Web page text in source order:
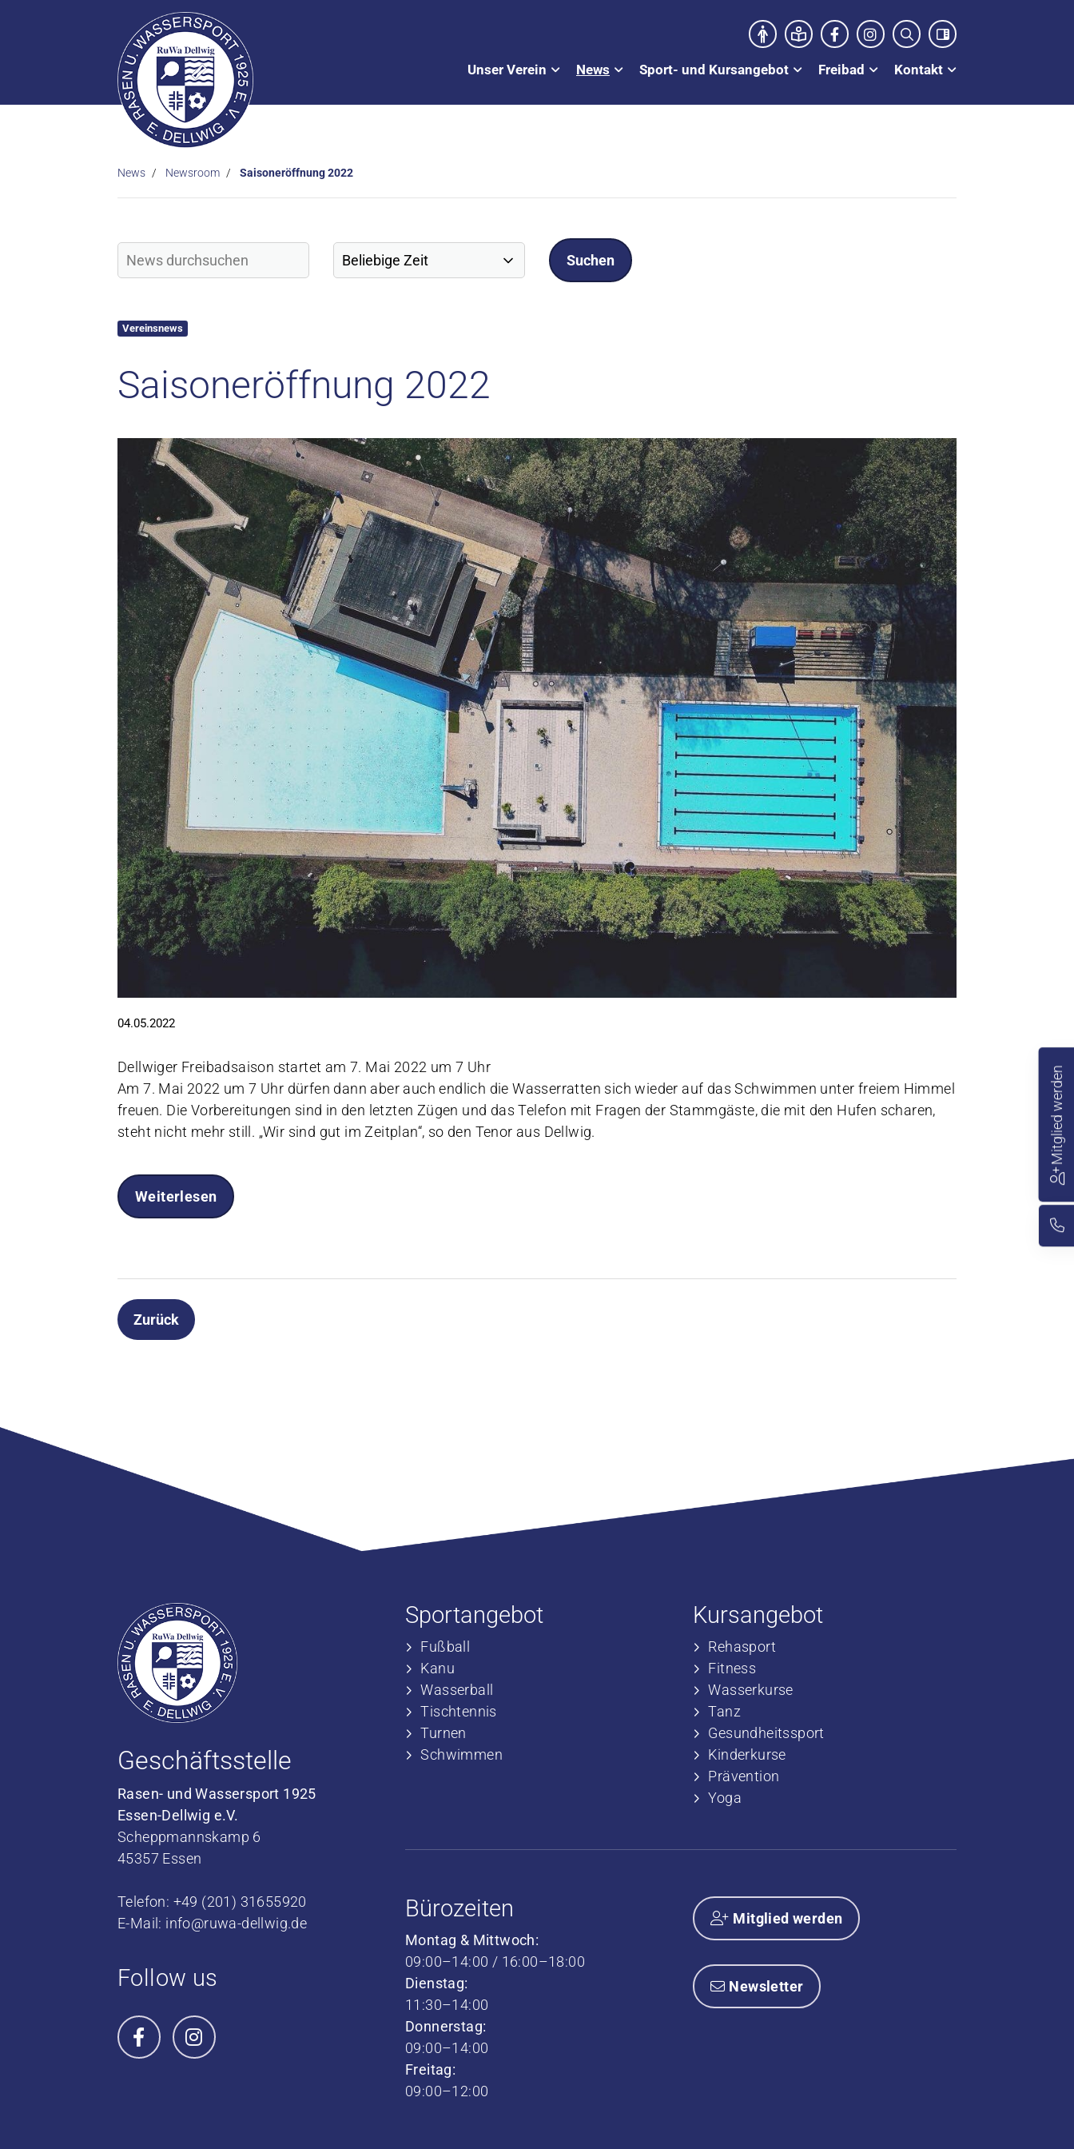
Unser Verein News Sport- und Kursangebot Freibad Kontakt
News Newsroom Saisoneröffnung 2022
Vereinsnews
Saisoneröffnung 2022
04.05.2022
Dellwiger Freibadsaison startet am 7. Mai 2022 um 7 Uhr
Am 7. Mai 2022 um 7 Uhr dürfen dann aber auch endlich die Wasserratten sich wieder auf das Schwimmen unter freiem Himmel
freuen. Die Vorbereitungen sind in den letzten Zügen und das Telefon mit Fragen der Stammgäste, die mit den Hufen scharen,
steht nicht mehr still. „Wir sind gut im Zeitplan“, so den Tenor aus Dellwig.
Weiterlesen
Zurück
Geschäftsstelle
Rasen- und Wassersport 1925
Essen-Dellwig e.V.
Scheppmannskamp 6
45357 Essen
Telefon: +49 (201) 31655920
E-Mail: info@ruwa-dellwig.de
Follow us
Sportangebot
Fußball
​Kanu
​Wasserball
​Tischtennis
​​Turnen
​​Schwimmen
Kursangebot
​Rehasport
​​Fitness
​​Wasserkurse
​​Tanz
​Gesundheitssport
​Kinderkurse
Prävention
Yoga
Bürozeiten
Montag & Mittwoch:
09:00–14:00 / 16:00–18:00
Dienstag:
11:30–14:00
Donnerstag:
09:00–14:00
Freitag:
09:00–12:00
Mitglied werden
Newsletter
Mitglied werden